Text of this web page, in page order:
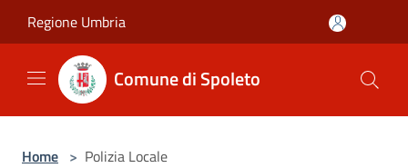
Regione Umbria
Comune di Spoleto
Home > Polizia Locale